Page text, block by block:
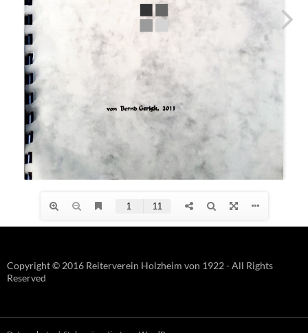
Copyright © 2016 Reiterverein Holzheim von 1922 - All Rights
Reserved